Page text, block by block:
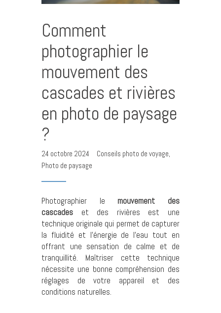
Comment
photographier le
mouvement des
cascades et rivières
en photo de paysage
?
24 octobre 2024 Conseils photo de voyage,
Photo de paysage
Photographier le mouvement des
cascades et des rivières est une
technique originale qui permet de capturer
la fluidité et l’énergie de l’eau tout en
offrant une sensation de calme et de
tranquillité. Maîtriser cette technique
nécessite une bonne compréhension des
réglages de votre appareil et des
conditions naturelles.